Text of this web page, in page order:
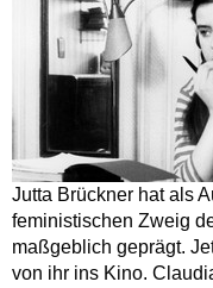
Jutta Brückner hat als
feministischen Zweig
maßgeblich geprägt.
von ihr ins Kino.